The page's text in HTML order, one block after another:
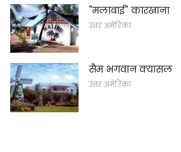
"मलाबाई" कारखाना
उत्तर अमेरिका
सैम भगवान क्यासल
उत्तर अमेरिका